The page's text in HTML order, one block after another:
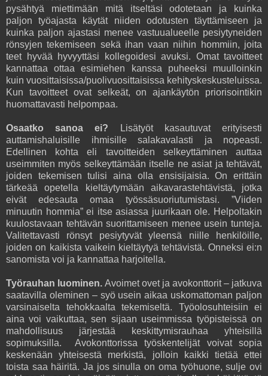
pysähtyä miettimään mitä itseltäsi odotetaan ja kuinka
paljon työajasta käytät niiden odotusten täyttämiseen ja
kuinka paljon ajastasi menee vastuualueelle pesiytyneiden
rönsyjen tekemiseen sekä ihan vaan niihin hommiin, joita
teet hyvää hyvyyttäsi kollegoidesi avuksi. Omat tavoitteet
kannattaa ottaa esimiehen kanssa puheeksi muulloinkin
kuin vuosittaisissa/puolivuosittaisissa kehityskeskusteluissa.
Kun tavoitteet ovat selkeät, on ajankäytön priorisointikin
huomattavasti helpompaa.
Osaatko sanoa ei? Lisätyöt kasautuvat erityisesti
auttamishaluisille ihmisille salakavalasti ja nopeasti.
Edellinen kohta eli tavoitteiden selkeyttäminen auttaa
useimmiten myös selkeyttämään itselle ne asiat ja tehtävät,
joiden tekemisen tulisi aina olla ensisijaisia. On erittäin
tärkeää opetella kieltäytymään aikavarastehtävistä, jotka
eivät edesauta omaa työssäsuoriutumistasi. ”Viiden
minuutin hommia” ei itse asiassa juurikaan ole. Helpoltakin
kuulostavaan tehtävän suorittamiseen menee usein tunteja.
Valitettavasti rönsyt pesiytyvät yleensä niille henkilöille,
joiden on kaikista vaikein kieltäytyä tehtävistä. Onneksi ei:n
sanomista voi ja kannattaa harjoitella.
Työrauhan luominen. Avoimet ovet ja avokonttorit – jatkuva
saatavilla oleminen – syö usein aikaa uskomattoman paljon
varsinaiselta tehokkaalta tekemiseltä. Työolosuhteisiin ei
aina voi vaikuttaa, sen sijaan useimmissa työpisteissä on
mahdollisuus järjestää keskittymisrauhaa yhteisillä
sopimuksilla. Avokonttorissa työskentelijät voivat sopia
keskenään yhteisestä merkistä, jolloin kaikki tietää ettei
toista saa häiritä. Ja jos sinulla on oma työhuone, sulje ovi